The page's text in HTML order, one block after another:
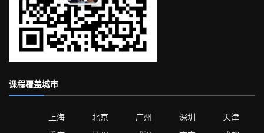
课程覆盖城市
上海 北京 广州 深圳
天津